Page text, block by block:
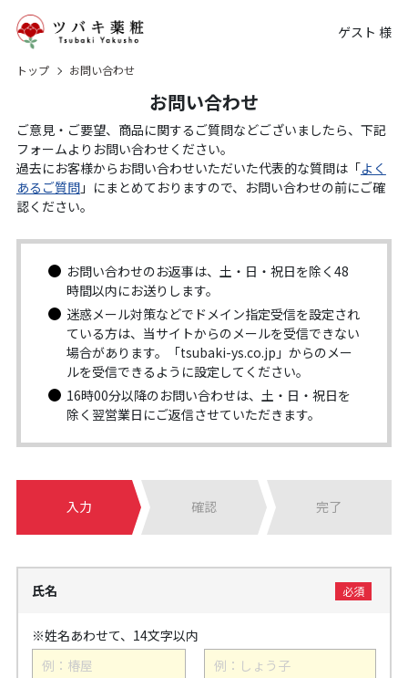
ゲスト 様
トップ お問い合わせ
お問い合わせ
ご意見・ご要望、商品に関するご質問などございましたら、下記
フォームよりお問い合わせください。
過去にお客様からお問い合わせいただいた代表的な質問は「よく
あるご質問」にまとめておりますので、お問い合わせの前にご確
認ください。
お問い合わせのお返事は、土・日・祝日を除く48
時間以内にお送りします。
迷惑メール対策などでドメイン指定受信を設定され
ている方は、当サイトからのメールを受信できない
場合があります。「tsubaki-ys.co.jp」からのメー
ルを受信できるように設定してください。
16時00分以降のお問い合わせは、土・日・祝日を
除く翌営業日にご返信させていただきます。
入力 確認 完了
氏名
※姓名あわせて、14文字以内